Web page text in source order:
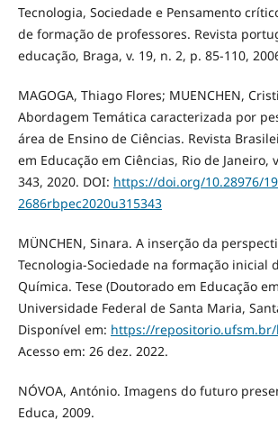
Tecnologia, Sociedade e Pensamento
de formação de professores. Revista
educação, Braga, v. 19, n. 2, p. 85-110,
MAGOGA, Thiago Flores; MUENCHEN,
Abordagem Temática caracterizada por
área de Ensino de Ciências. Revista
em Educação em Ciências, Rio de Janeiro,
343, 2020. DOI: https://doi.org/10.28976/
2686rbpec2020u315343
MÜNCHEN, Sinara. A inserção da
Tecnologia-Sociedade na formação inicial
Química. Tese (Doutorado em Educação
Universidade Federal de Santa Maria,
Disponível em: https://
Acesso em: 26 dez. 2022.
NÓVOA, António. Imagens do futuro
Educa, 2009.